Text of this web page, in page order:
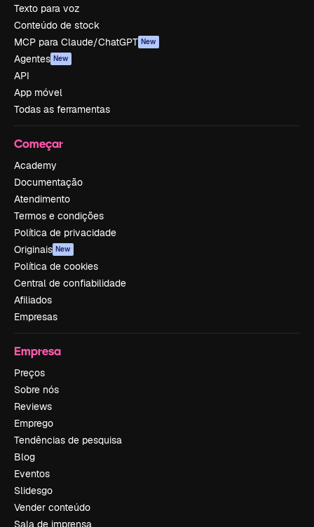
Texto para voz
Conteúdo de stock
MCP para Claude/ChatGPT New
Agentes New
API
App móvel
Todas as ferramentas
Começar
Academy
Documentação
Atendimento
Termos e condições
Política de privacidade
Originais New
Política de cookies
Central de confiabilidade
Afiliados
Empresas
Empresa
Preços
Sobre nós
Reviews
Emprego
Tendências de pesquisa
Blog
Eventos
Slidesgo
Vender conteúdo
Sala de imprensa